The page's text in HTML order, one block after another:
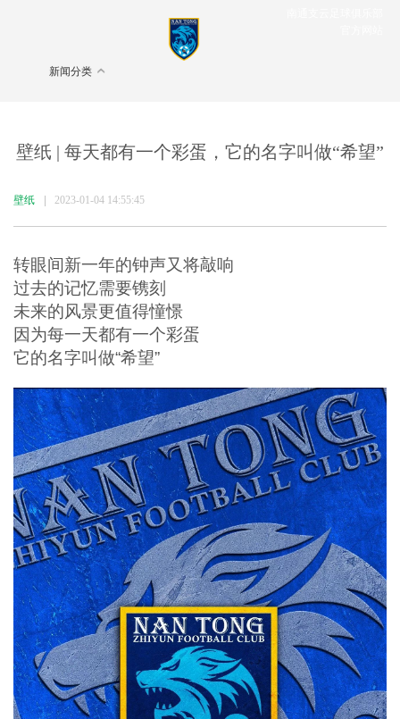
新闻分类
壁纸 | 每天都有一个彩蛋，它的名字叫做“希望”
壁纸 2023-01-04 14:55:45
转眼间新一年的钟声又将敲响
过去的记忆需要镌刻
未来的风景更值得憧憬
因为每一天都有一个彩蛋
它的名字叫做“希望”